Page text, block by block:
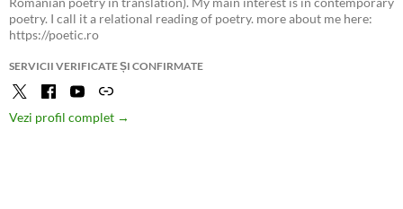
poetry. I call it a relational reading of poetry. more about me here:
https://poetic.ro
SERVICII VERIFICATE ȘI CONFIRMATE
Vezi profil complet →